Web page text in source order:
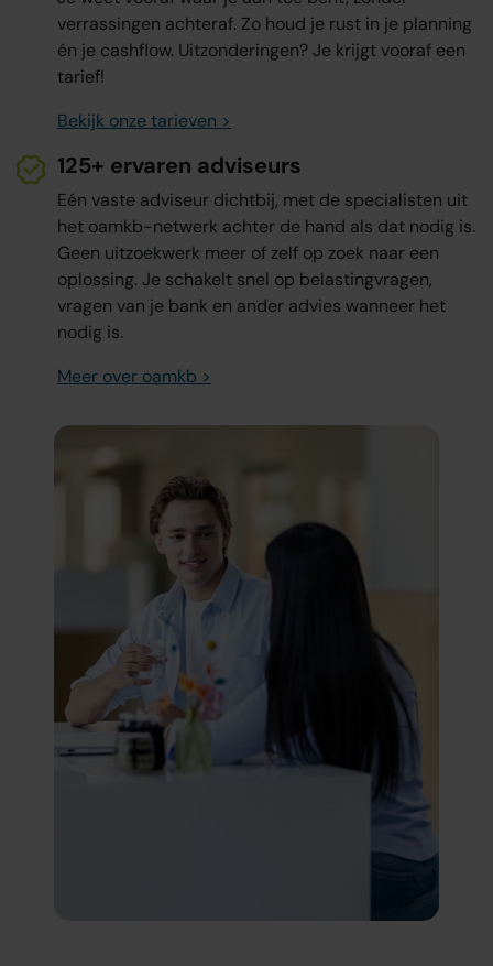
verrassingen achteraf. Zo houd je rust in je planning
én je cashflow. Uitzonderingen? Je krijgt vooraf een
tarief!
Bekijk onze tarieven >
125+ ervaren adviseurs
Eén vaste adviseur dichtbij, met de specialisten uit
het oamkb-netwerk achter de hand als dat nodig is.
Geen uitzoekwerk meer of zelf op zoek naar een
oplossing. Je schakelt snel op belastingvragen,
vragen van je bank en ander advies wanneer het
nodig is.
Meer over oamkb >